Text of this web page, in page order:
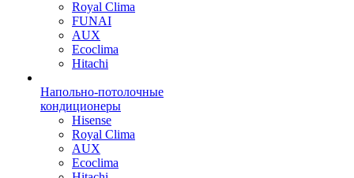
Royal Clima
FUNAI
AUX
Ecoclima
Hitachi
Напольно-потолочные
кондиционеры
Hisense
Royal Clima
AUX
Ecoclima